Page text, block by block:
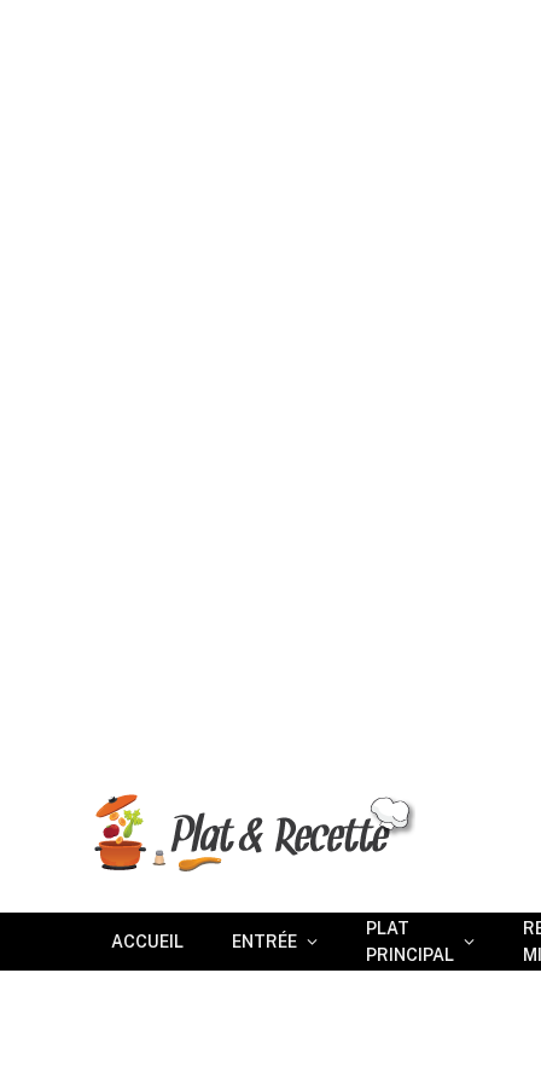
ACCUEIL ENTRÉE
PLAT
PRINCIPAL